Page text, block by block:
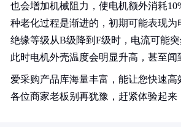
也会增加机械阻力，使电机额外消耗
种老化过程是渐进的，初期可能表现为
绝缘等级从B级降到F级时，电流可能突
此时电机外壳温度会明显升高，甚至闻
爱采购产品库海量丰富，能让您快速高
各位商家老板别再犹豫，赶紧体验起来